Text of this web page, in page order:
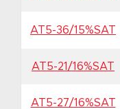
AT5-36/15%SAT
AT5-21/16%SAT
AT5-27/16%SAT